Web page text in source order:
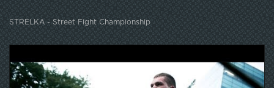
STRELKA - Street Fight Championship